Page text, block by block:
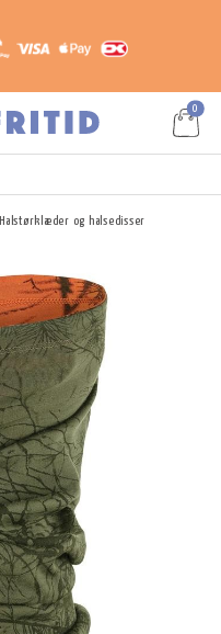
0
Halstørklæder og halsedisser